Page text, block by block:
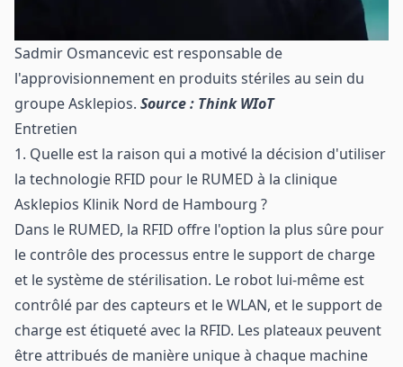
Sadmir Osmancevic est responsable de
l'approvisionnement en produits stériles au sein du
groupe Asklepios. Source : Think WIoT
Entretien
1. Quelle est la raison qui a motivé la décision d'utiliser
la technologie RFID pour le RUMED à la clinique
Asklepios Klinik Nord de Hambourg ?
Dans le RUMED, la RFID offre l'option la plus sûre pour
le contrôle des processus entre le support de charge
et le système de stérilisation. Le robot lui-même est
contrôlé par des capteurs et le WLAN, et le support de
charge est étiqueté avec la RFID. Les plateaux peuvent
être attribués de manière unique à chaque machine